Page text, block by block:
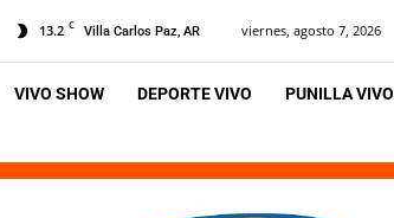
13.2 C Villa Carlos Paz, AR viernes, agosto 7, 2026
VIVO SHOW DEPORTE VIVO PUNILLA VIVO